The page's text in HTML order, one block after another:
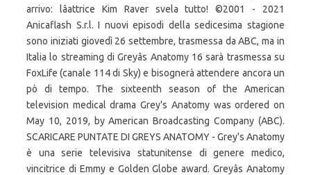
arrivo: lâattrice Kim Raver svela tutto! ©2001 - 2021
Anicaflash S.r.l. I nuovi episodi della sedicesima stagione
sono iniziati giovedì 26 settembre, trasmessa da ABC, ma in
Italia lo streaming di Greyâs Anatomy 16 sarà trasmessa su
FoxLife (canale 114 di Sky) e bisognerà attendere ancora un
pò di tempo. The sixteenth season of the American
television medical drama Grey's Anatomy was ordered on
May 10, 2019, by American Broadcasting Company (ABC).
SCARICARE PUNTATE DI GREYS ANATOMY - Grey's Anatomy
è una serie televisiva statunitense di genere medico,
vincitrice di Emmy e Golden Globe award. Greyâs Anatomy